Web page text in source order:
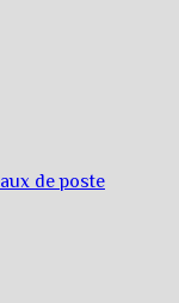
de poste